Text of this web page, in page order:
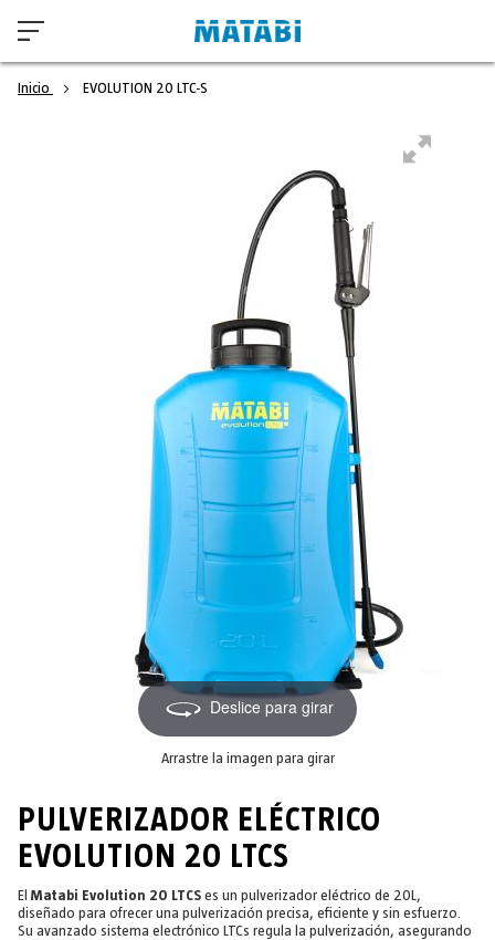
Inicio EVOLUTION 20 LTC-S
Deslice para girar
Arrastre la imagen para girar
PULVERIZADOR ELÉCTRICO
EVOLUTION 20 LTCS
El Matabi Evolution 20 LTCS es un pulverizador eléctrico de 20L,
diseñado para ofrecer una pulverización precisa, eficiente y sin esfuerzo.
Su avanzado sistema electrónico LTCs regula la pulverización, asegurando